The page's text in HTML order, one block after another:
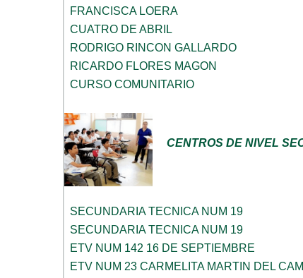
FRANCISCA LOERA
CUATRO DE ABRIL
RODRIGO RINCON GALLARDO
RICARDO FLORES MAGON
CURSO COMUNITARIO
CENTROS DE NIVEL
SECUNDARIA TECNICA NUM 19
SECUNDARIA TECNICA NUM 19
ETV NUM 142 16 DE SEPTIEMBRE
ETV NUM 23 CARMELITA MARTIN DEL